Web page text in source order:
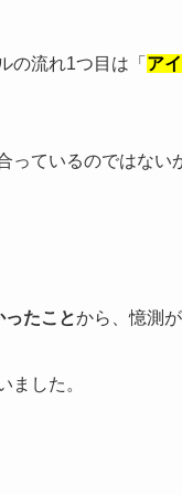
の流れ1つ目は「 ア
ているのではない
たことから、憶測
ました。